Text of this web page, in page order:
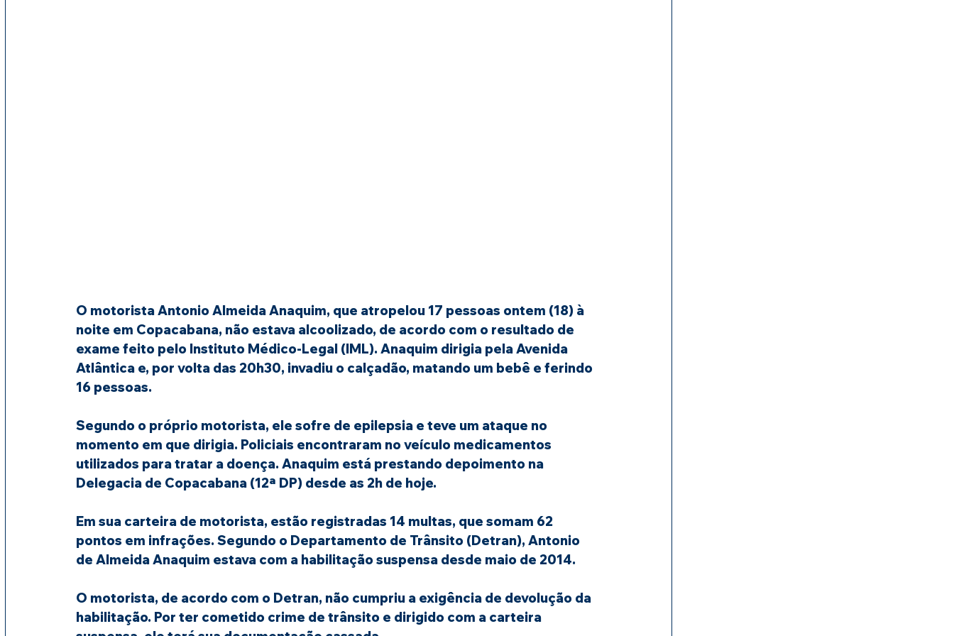
O motorista Antonio Almeida Anaquim, que atropelou 17 pessoas ontem (18) à
noite em Copacabana, não estava alcoolizado, de acordo com o resultado de
exame feito pelo Instituto Médico-Legal (IML). Anaquim dirigia pela Avenida
Atlântica e, por volta das 20h30, invadiu o calçadão, matando um bebê e ferindo
16 pessoas.
Segundo o próprio motorista, ele sofre de epilepsia e teve um ataque no
momento em que dirigia. Policiais encontraram no veículo medicamentos
utilizados para tratar a doença. Anaquim está prestando depoimento na
Delegacia de Copacabana (12ª DP) desde as 2h de hoje.
Em sua carteira de motorista, estão registradas 14 multas, que somam 62
pontos em infrações. Segundo o Departamento de Trânsito (Detran), Antonio
de Almeida Anaquim estava com a habilitação suspensa desde maio de 2014.
O motorista, de acordo com o Detran, não cumpriu a exigência de devolução da
habilitação. Por ter cometido crime de trânsito e dirigido com a carteira